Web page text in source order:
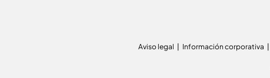
Aviso legal Información corporativa